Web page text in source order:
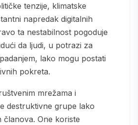
tenzije, klimatske
napredak digitalnih
ta nestabilnost pogoduje
da ljudi, u potrazi za
lako mogu postati
pokreta.
destruktivne grupe lako
članova. One koriste